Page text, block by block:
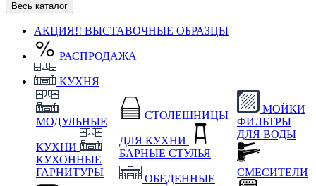
Весь каталог
АКЦИЯ!! ВЫСТАВОЧНЫЕ ОБРАЗЦЫ
РАСПРОДАЖА
КУХНЯ
МОДУЛЬНЫЕ
КУХНИ
КУХОННЫЕ
ГАРНИТУРЫ
СТОЛЕШНИЦЫ
ДЛЯ КУХНИ
БАРНЫЕ СТУЛЬЯ
ОБЕДЕННЫЕ
МОЙКИ
ФИЛЬТРЫ
ДЛЯ ВОДЫ
СМЕСИТЕЛИ